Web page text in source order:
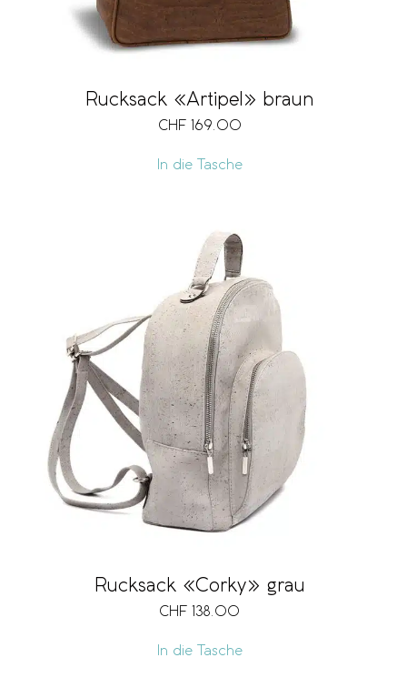
Rucksack «Artipel» braun
CHF 169.00
In die Tasche
Rucksack «Corky» grau
CHF 138.00
In die Tasche